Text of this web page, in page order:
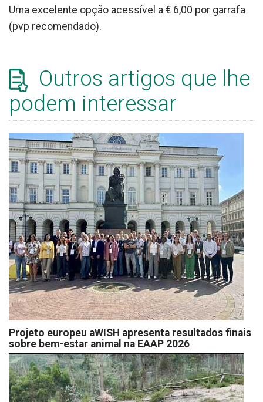
Uma excelente opção acessível a € 6,00 por garrafa
(pvp recomendado).
Outros artigos que lhe
podem interessar
Projeto europeu aWISH apresenta resultados finais
sobre bem-estar animal na EAAP 2026